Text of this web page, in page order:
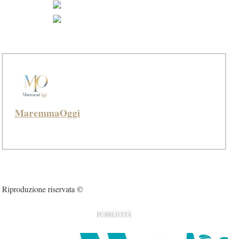
MaremmaOggi
Riproduzione riservata ©
PUBBLICITÀ